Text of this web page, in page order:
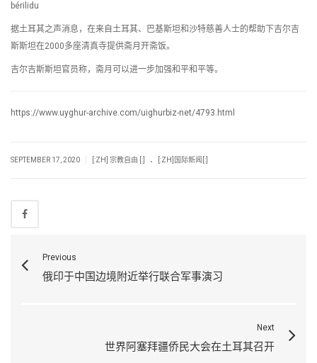
bérilidu
据土耳其之声消息，在来自土耳其、巴基斯坦和沙特慈善人士的帮助下吉尔吉
斯斯坦在2000多座清真寺提供斋月开斋饭。
吉尔吉斯斯坦官员称，斋月可以进一步加强和平和平等。
https://www.uyghur-archive.com/uighurbiz-net/4793.html
SEPTEMBER 17, 2020 [:ZH] 宗教自由 [:] . [:ZH]国际新闻[:]
Previous
俄印于中国边境附近举行联合军事演习
Next
世界阿塞拜疆侨民大会在土耳其召开